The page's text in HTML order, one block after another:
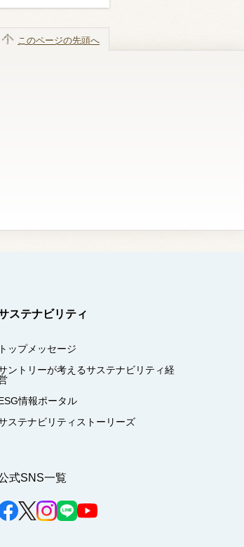
このページの先頭へ
ステナビリティ
トップメッセージ
ントリーが考えるサステナビリティ経
情報ポータル
ステナビリティストーリーズ
式SNS一覧